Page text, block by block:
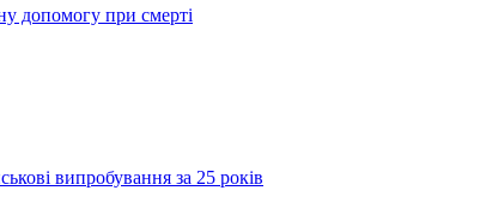
допомогу при смерті
випробування за 25 років